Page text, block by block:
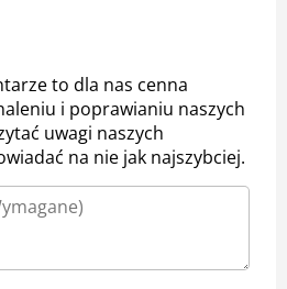
to dla nas cenna
i poprawianiu naszych
uwagi naszych
na nie jak najszybciej.